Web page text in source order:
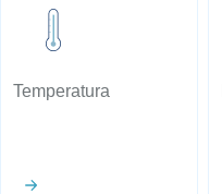
Temperatura